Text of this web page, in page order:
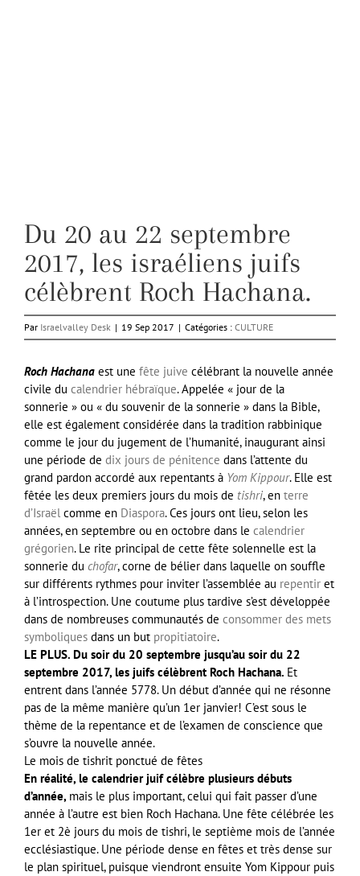
Du 20 au 22 septembre
2017, les israéliens juifs
célèbrent Roch Hachana.
Par Israelvalley Desk | 19 Sep 2017 | Catégories : CULTURE
Roch Hachana est une fête juive célébrant la nouvelle année
civile du calendrier hébraïque. Appelée « jour de la
sonnerie » ou « du souvenir de la sonnerie » dans la Bible,
elle est également considérée dans la tradition rabbinique
comme le jour du jugement de l’humanité, inaugurant ainsi
une période de dix jours de pénitence dans l’attente du
grand pardon accordé aux repentants à Yom Kippour. Elle est
fêtée les deux premiers jours du mois de tishri, en terre
d’Israël comme en Diaspora. Ces jours ont lieu, selon les
années, en septembre ou en octobre dans le calendrier
grégorien. Le rite principal de cette fête solennelle est la
sonnerie du chofar, corne de bélier dans laquelle on souffle
sur différents rythmes pour inviter l’assemblée au repentir et
à l’introspection. Une coutume plus tardive s’est développée
dans de nombreuses communautés de consommer des mets
symboliques dans un but propitiatoire.
LE PLUS. Du soir du 20 septembre jusqu’au soir du 22
septembre 2017, les juifs célèbrent Roch Hachana. Et
entrent dans l’année 5778. Un début d’année qui ne résonne
pas de la même manière qu’un 1er janvier! C’est sous le
thème de la repentance et de l’examen de conscience que
s’ouvre la nouvelle année.
Le mois de tishrit ponctué de fêtes
En réalité, le calendrier juif célèbre plusieurs débuts
d’année, mais le plus important, celui qui fait passer d’une
année à l’autre est bien Roch Hachana. Une fête célébrée les
1er et 2è jours du mois de tishri, le septième mois de l’année
ecclésiastique. Une période dense en fêtes et très dense sur
le plan spirituel, puisque viendront ensuite Yom Kippour puis